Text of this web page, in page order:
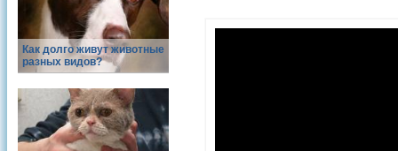
Как долго живут животные
разных видов?